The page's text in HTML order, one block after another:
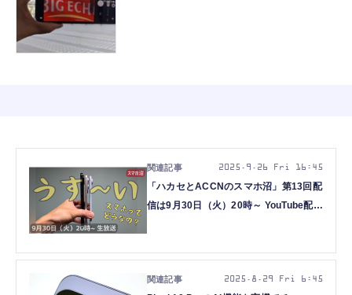
「ハカセとACCNのスマホ沼」第13回配
信は9月30日（火）20時～ YouTube配信
2025.9.26 Fri 16:45
2025.8.29 Fri 6:45